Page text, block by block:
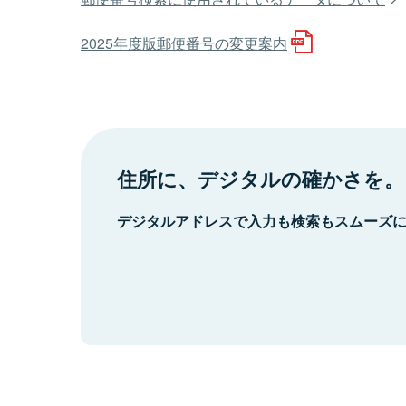
2025年度版郵便番号の変更案内
住所に、デジタルの確かさを。
デジタルアドレスで入力も検索もスムーズ